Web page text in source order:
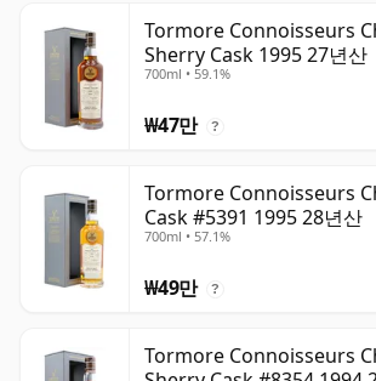
Tormore Connoisseurs
Sherry Cask 1995 27년산
700ml • 59.1%
₩47만 ?
Tormore Connoisseurs
Cask #5391 1995 28년산
700ml • 57.1%
₩49만 ?
Tormore Connoisseurs